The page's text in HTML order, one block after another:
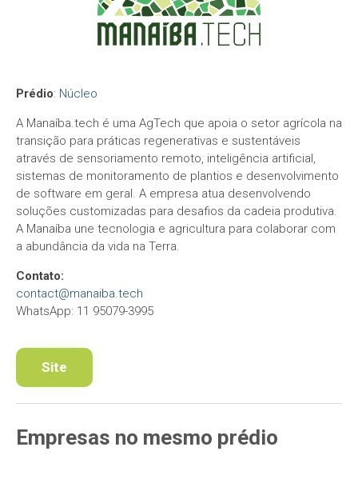
Prédio: Núcleo
A Manaíba.tech é uma AgTech que apoia o setor agrícola na
transição para práticas regenerativas e sustentáveis
através de sensoriamento remoto, inteligência artificial,
sistemas de monitoramento de plantios e desenvolvimento
de software em geral. A empresa atua desenvolvendo
soluções customizadas para desafios da cadeia produtiva.
A Manaíba une tecnologia e agricultura para colaborar com
a abundância da vida na Terra.
Contato:
contact@manaiba.tech
WhatsApp: 11 95079-3995
Site
Empresas no mesmo prédio